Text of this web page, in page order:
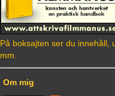
På boksajten ser du innehåll,
mm.
Om mig